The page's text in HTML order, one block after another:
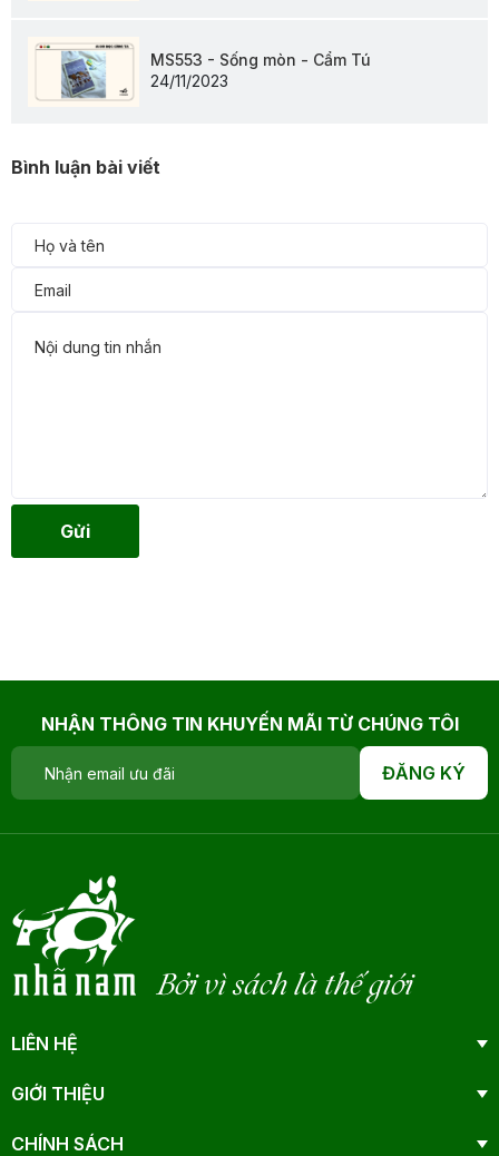
MS553 - Sống mòn - Cẩm Tú
24/11/2023
Bình luận bài viết
Gửi
NHẬN THÔNG TIN KHUYẾN MÃI TỪ CHÚNG TÔI
ĐĂNG KÝ
Bởi vì sách là thế giới
LIÊN HỆ
GIỚI THIỆU
CHÍNH SÁCH